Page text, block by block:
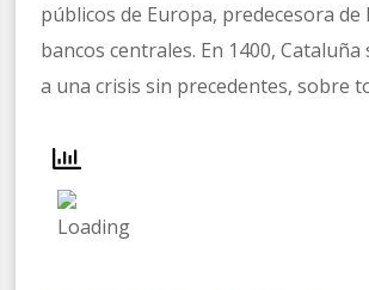
públicos de Europa, predecesora de
bancos centrales. En 1400,
a una crisis sin precedentes, sobre